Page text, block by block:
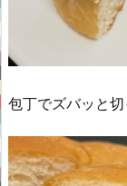
包丁でズバッと切